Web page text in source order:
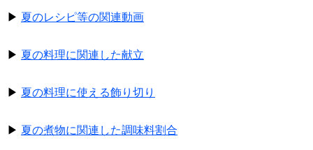
▶ 夏のレシピ等の関連動画
▶ 夏の料理に関連した献立
▶ 夏の料理に使える飾り切り
▶ 夏の煮物に関連した調味料割合